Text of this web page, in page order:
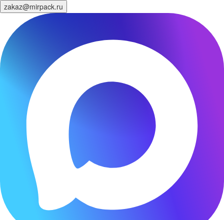
zakaz@mirpack.ru